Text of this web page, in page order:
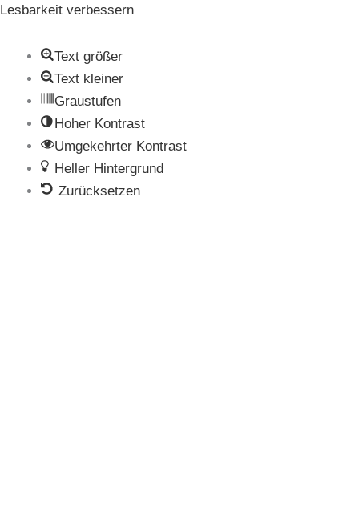
Lesbarkeit verbessern
Text größer
Text kleiner
Graustufen
Hoher Kontrast
Umgekehrter Kontrast
Heller Hintergrund
Zurücksetzen